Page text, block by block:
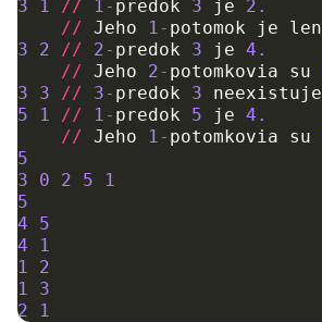
3
1 // 1- predok 3 je
2.
// Jeho 1- potomok je len
3
2 // 2- predok 3 je 4.
// Jeho 2- potomkovia su
3
3 // 3- predok 3 neexistuje
5
1 // 1- predok 5 je 4.
// Jeho 1- potomkovia su
5
3
0 2 5
1
5
4
5
4
1
1
2
1
3
2
1